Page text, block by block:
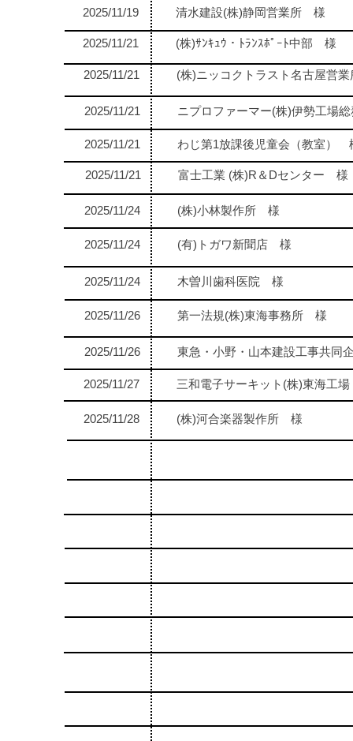
2025/11/19 清水建設(株)静岡営業所 様
2025/11/21 (株)ｻﾝｷｭｳ・ﾄﾗﾝｽﾎﾟｰﾄ中部 様
2025/11/21 (株)ニッコクトラスト名古屋営
2025/11/21 ニプロファーマー(株)伊勢工場
2025/11/21 わじ第1放課後児童会（教室）
2025/11/21 富士工業 (株)R＆Dセンター 様
2025/11/24 (株)小林製作所 様
2025/11/24 (有)トガワ新聞店 様
2025/11/24 木曽川歯科医院 様
2025/11/26 第一法規(株)東海事務所 様
2025/11/26 東急・小野・山本建設工事共同
2025/11/27 三和電子サーキット(株)東海工
2025/11/28 (株)河合楽器製作所 様